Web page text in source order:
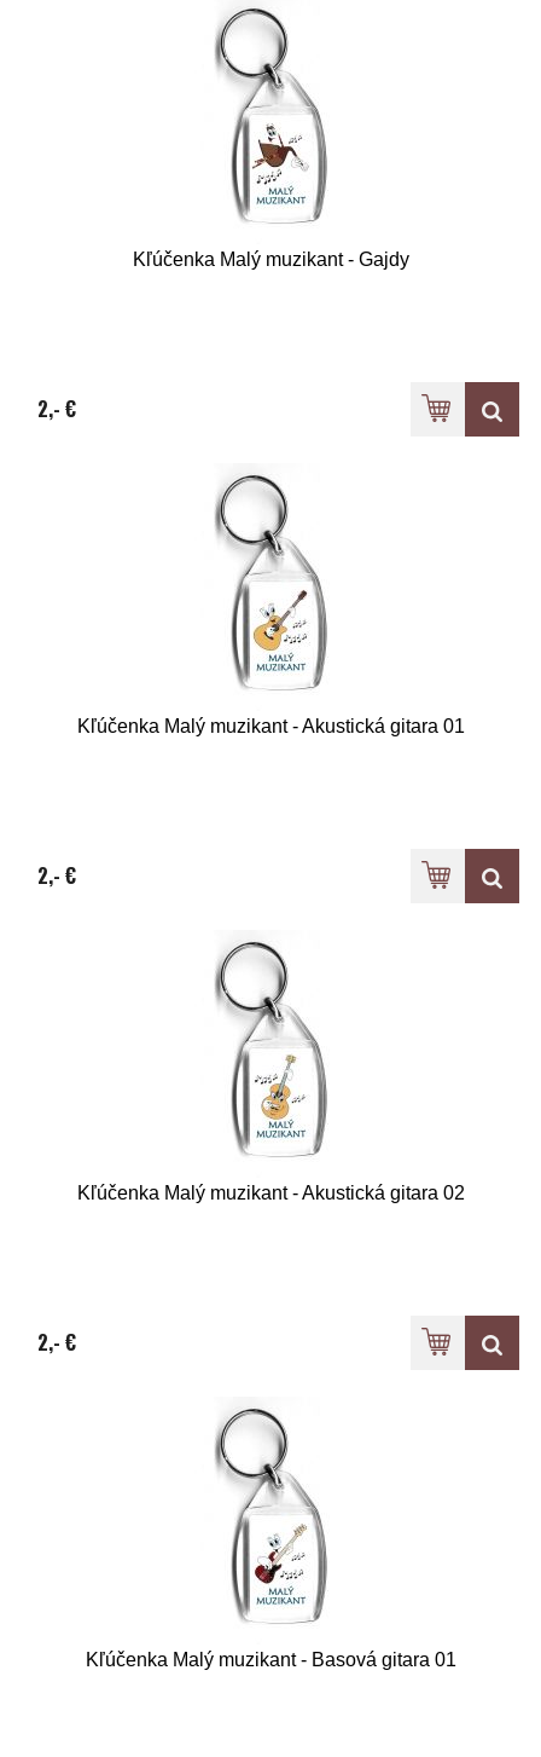
Kľúčenka Malý muzikant - Gajdy
2,- €
Kľúčenka Malý muzikant - Akustická gitara 01
2,- €
Kľúčenka Malý muzikant - Akustická gitara 02
2,- €
Kľúčenka Malý muzikant - Basová gitara 01